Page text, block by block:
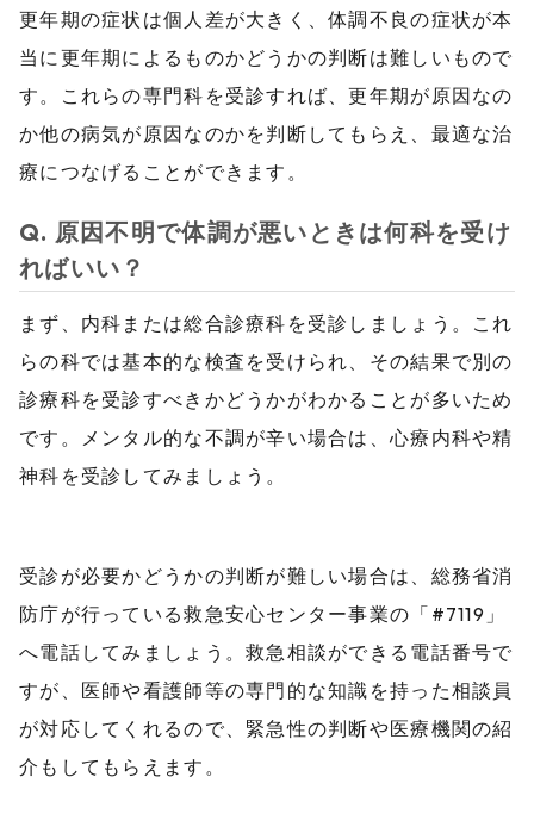
更年期の症状は個人差が大きく、体調不良の症状が本
当に更年期によるものかどうかの判断は難しいもので
す。これらの専門科を受診すれば、更年期が原因なの
か他の病気が原因なのかを判断してもらえ、最適な治
療につなげることができます。
Q. 原因不明で体調が悪いときは何科を受け
ればいい？
まず、内科または総合診療科を受診しましょう。これ
らの科では基本的な検査を受けられ、その結果で別の
診療科を受診すべきかどうかがわかることが多いため
です。メンタル的な不調が辛い場合は、心療内科や精
神科を受診してみましょう。
受診が必要かどうかの判断が難しい場合は、総務省消
防庁が行っている救急安心センター事業の「#7119」
へ電話してみましょう。救急相談ができる電話番号で
すが、医師や看護師等の専門的な知識を持った相談員
が対応してくれるので、緊急性の判断や医療機関の紹
介もしてもらえます。